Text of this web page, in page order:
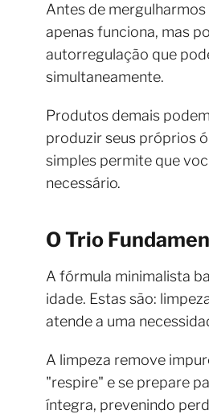
Antes de
apenas funciona, mas
autorregulação que
simultaneamente.
Produtos demais
produzir seus próprios
simples permite que
necessário.
O Trio
A fórmula minimalista
idade. Estas são:
atende a uma
A limpeza remove
"respire" e se prepare
íntegra, prevenindo